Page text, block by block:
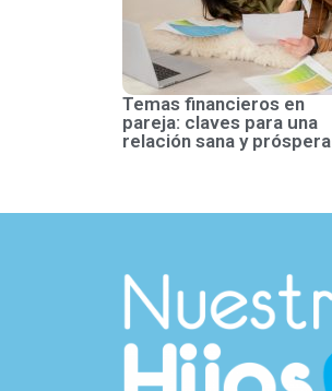
Temas financieros en
pareja: claves para una
relación sana y próspera